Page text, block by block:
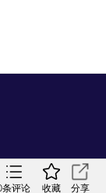
条评论 收藏 分享